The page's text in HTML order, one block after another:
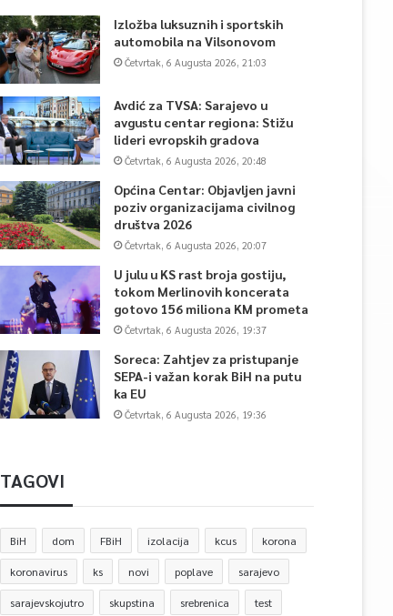
Izložba luksuznih i sportskih
automobila na Vilsonovom
Četvrtak, 6 Augusta 2026, 21:03
Avdić za TVSA: Sarajevo u
avgustu centar regiona: Stižu
lideri evropskih gradova
Četvrtak, 6 Augusta 2026, 20:48
Općina Centar: Objavljen javni
poziv organizacijama civilnog
društva 2026
Četvrtak, 6 Augusta 2026, 20:07
U julu u KS rast broja gostiju,
tokom Merlinovih koncerata
gotovo 156 miliona KM prometa
Četvrtak, 6 Augusta 2026, 19:37
Soreca: Zahtjev za pristupanje
SEPA-i važan korak BiH na putu
ka EU
Četvrtak, 6 Augusta 2026, 19:36
TAGOVI
BiH dom FBiH izolacija kcus korona
koronavirus ks novi poplave sarajevo
sarajevskojutro skupstina srebrenica test